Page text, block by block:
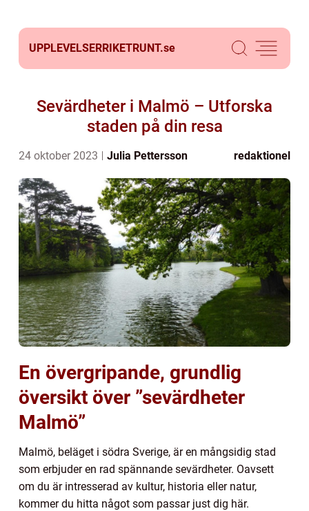
UPPLEVELSERRIKETRUNT.se
Sevärdheter i Malmö – Utforska
staden på din resa
24 oktober 2023 Julia Pettersson redaktionel
En övergripande, grundlig
översikt över ”sevärdheter
Malmö”
Malmö, beläget i södra Sverige, är en mångsidig stad
som erbjuder en rad spännande sevärdheter. Oavsett
om du är intresserad av kultur, historia eller natur,
kommer du hitta något som passar just dig här.